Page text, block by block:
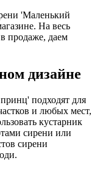
'Маленький
На весь
продаже, даем
дизайне
подходят для
и любых мест,
кустарник
сирени или
сирени